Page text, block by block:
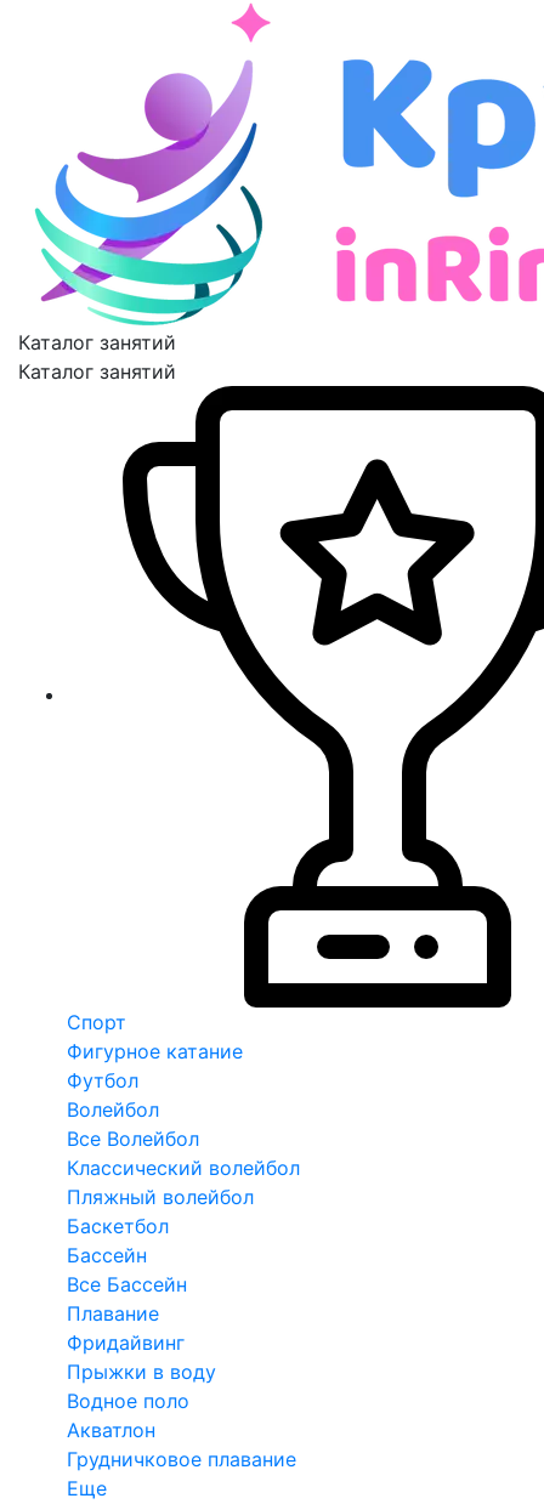
Каталог занятий
Каталог занятий
Спорт
Фигурное катание
Футбол
Волейбол
Все Волейбол
Классический волейбол
Пляжный волейбол
Баскетбол
Бассейн
Все Бассейн
Плавание
Фридайвинг
Прыжки в воду
Водное поло
Акватлон
Грудничковое плавание
Еще